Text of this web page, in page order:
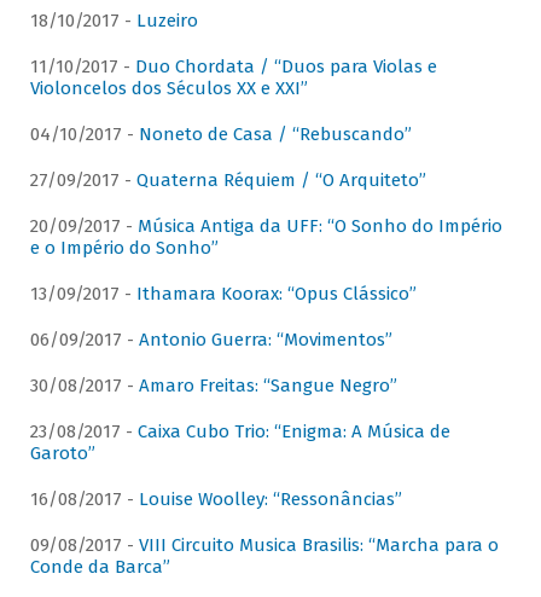
18/10/2017 - Luzeiro
11/10/2017 - Duo Chordata / “Duos para Violas e
Violoncelos dos Séculos XX e XXI”
04/10/2017 - Noneto de Casa / “Rebuscando”
27/09/2017 - Quaterna Réquiem / “O Arquiteto”
20/09/2017 - Música Antiga da UFF: “O Sonho do Império
e o Império do Sonho”
13/09/2017 - Ithamara Koorax: “Opus Clássico”
06/09/2017 - Antonio Guerra: “Movimentos”
30/08/2017 - Amaro Freitas: “Sangue Negro”
23/08/2017 - Caixa Cubo Trio: “Enigma: A Música de
Garoto”
16/08/2017 - Louise Woolley: “Ressonâncias”
09/08/2017 - VIII Circuito Musica Brasilis: “Marcha para o
Conde da Barca”